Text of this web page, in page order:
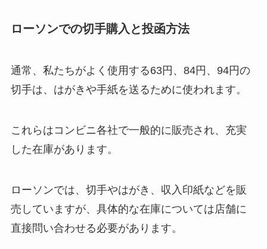
ローソンでの切手購入と投函方法
通常、私たちがよく使用する63円、84円、94円の
切手は、はがきや手紙を送るために使われます。
これらはコンビニ各社で一般的に販売され、充実
した在庫があります。
ローソンでは、切手やはがき、収入印紙などを販
売していますが、具体的な在庫については店舗に
直接問い合わせる必要があります。